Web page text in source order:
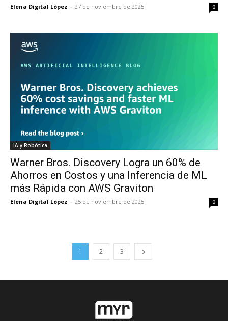
Elena Digital López - 27 de noviembre de 2025 0
IA y Robótica
Warner Bros. Discovery Logra un 60% de
Ahorros en Costos y una Inferencia de ML
más Rápida con AWS Graviton
Elena Digital López - 25 de noviembre de 2025 0
1 2 3